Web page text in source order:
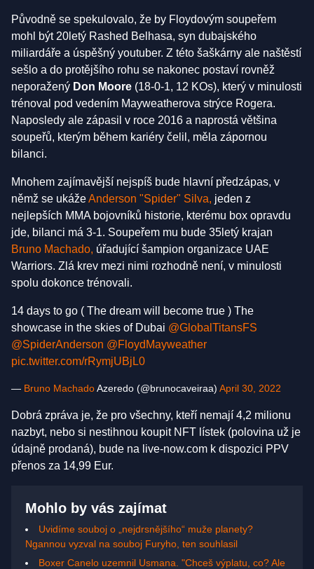
Původně se spekulovalo, že by Floydovým soupeřem
mohl být 20letý Rashed Belhasa, syn dubajského
miliardáře a úspěšný youtuber. Z této šaškárny ale naštěstí
sešlo a do protějšího rohu se nakonec postaví rovněž
neporažený Don Moore (18-0-1, 12 KOs), který v minulosti
trénoval pod vedením Mayweatherova strýce Rogera.
Naposledy ale zápasil v roce 2016 a naprostá většina
soupeřů, kterým během kariéry čelil, měla zápornou
bilanci.
Mnohem zajímavější nejspíš bude hlavní předzápas, v
němž se ukážeAnderson "Spider" Silva, jeden z
nejlepších MMA bojovníků historie, kterému box opravdu
jde, bilanci má 3-1. Soupeřem mu bude 35letý krajan
Bruno Machado, úřadující šampion organizace UAE
Warriors. Zlá krev mezi nimi rozhodně není, v minulosti
spolu dokonce trénovali.
14 days to go ( The dream will become true ) The
showcase in the skies of Dubai @GlobalTitansFS
@SpiderAnderson @FloydMayweather
pic.twitter.com/rRymjUBjL0
— Bruno MachadoAzeredo (@brunocaveiraa) April 30, 2022
Dobrá zpráva je, že pro všechny, kteří nemají 4,2 milionu
nazbyt, nebo si nestihnou koupit NFT lístek (polovina už je
údajně prodaná), bude na live-now.com k dispozici PPV
přenos za 14,99 Eur.
Mohlo by vás zajímat
Uvidíme souboj o „nejdrsnějšího“ muže planety?
Ngannou vyzval na souboj Furyho, ten souhlasil
Boxer Canelo uzemnil Usmana. "Chceš výplatu, co? Ale